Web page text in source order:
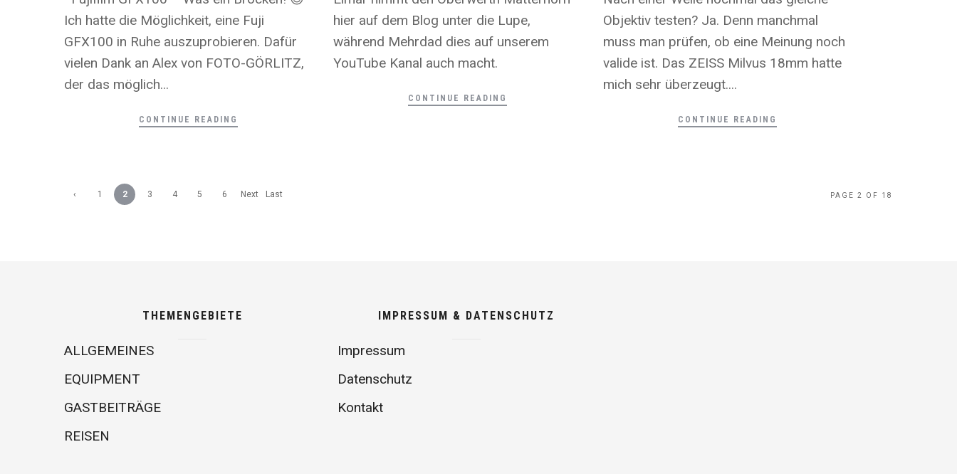
Ich hatte die Möglichkeit, eine Fuji
GFX100 in Ruhe auszuprobieren. Dafür
vielen Dank an Alex von FOTO-GÖRLITZ,
der das möglich...
CONTINUE READING
hier auf dem Blog unter die Lupe,
während Mehrdad dies auf unserem
YouTube Kanal auch macht.
CONTINUE READING
Objektiv testen? Ja. Denn manchmal
muss man prüfen, ob eine Meinung noch
valide ist. Das ZEISS Milvus 18mm hatte
mich sehr überzeugt....
CONTINUE READING
‹ 1 2 3 4 5 6 Next Last PAGE 2 OF 18
THEMENGEBIETE
ALLGEMEINES
EQUIPMENT
GASTBEITRÄGE
REISEN
IMPRESSUM & DATENSCHUTZ
Impressum
Datenschutz
Kontakt